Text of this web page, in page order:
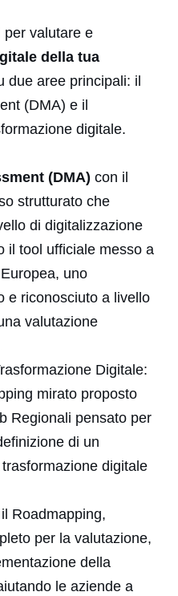
valutare e
della tua
due aree principali: il
(DMA) e il
digitale.
(DMA) con il
strutturato che
di digitalizzazione
il tool ufficiale messo a
uno
e riconosciuto a livello
valutazione
Digitale:
mirato proposto
Regionali pensato per
di un
digitale
Roadmapping,
per la valutazione,
della
le aziende a